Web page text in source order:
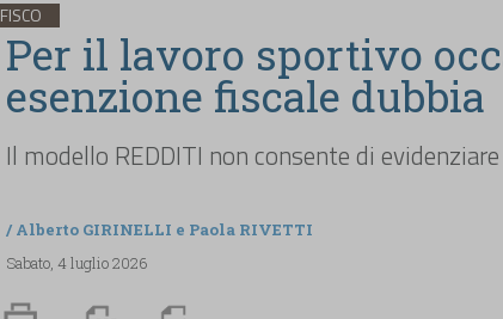
FISCO
Per il lavoro sportivo
esenzione fiscale dubbia
Il modello REDDITI non consente di
/ Alberto GIRINELLI e Paola RIVETTI
Sabato, 4 luglio 2026